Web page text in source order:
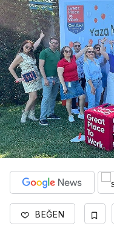
BEĞEN